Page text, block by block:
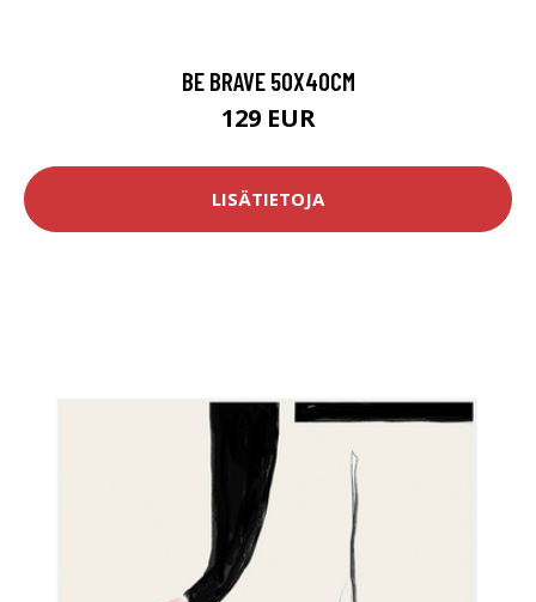
BE BRAVE 50X40CM
129 EUR
LISÄTIETOJA